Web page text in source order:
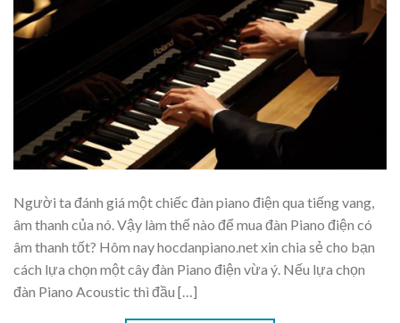
Người ta đánh giá một chiếc đàn piano điện qua tiếng vang,
âm thanh của nó. Vậy làm thế nào để mua đàn Piano điện có
âm thanh tốt? Hôm nay hocdanpiano.net xin chia sẻ cho bạn
cách lựa chọn một cây đàn Piano điện vừa ý. Nếu lựa chọn
đàn Piano Acoustic thì đầu […]